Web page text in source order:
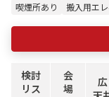
喫煙所あり
搬入用エ
検討
リス
会
場